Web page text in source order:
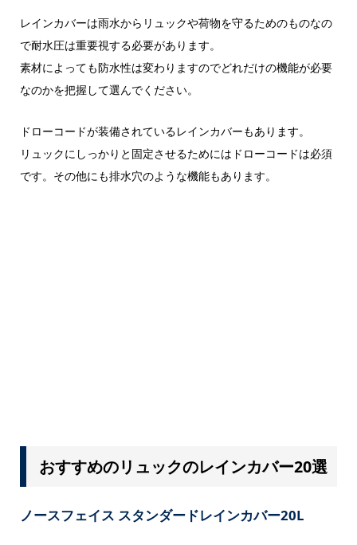
レインカバーは雨水からリュックや荷物を守るためのものなの
で耐水圧は重要視する必要があります。
素材によっても防水性は変わりますのでどれだけの機能が必要
なのかを把握して選んでください。
ドローコードが装備されているレインカバーもあります。
リュックにしっかりと固定させるためにはドローコードは必須
です。その他にも排水穴のような機能もあります。
おすすめのリュックのレインカバー20選
ノースフェイス スタンダードレインカバー20L